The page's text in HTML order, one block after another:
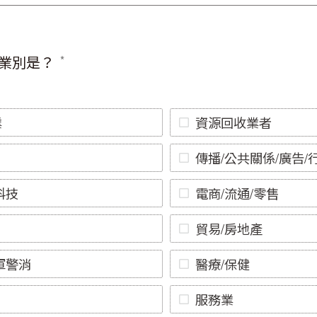
別是？
資源回收業者
傳播/公共關係/廣告/
技
電商/流通/零售
貿易/房地產
警消
醫療/保健
服務業